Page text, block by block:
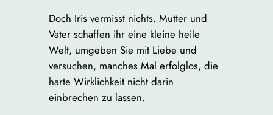
Doch Iris vermisst nichts. Mutter und
Vater schaffen ihr eine kleine heile
Welt, umgeben Sie mit Liebe und
versuchen, manches Mal erfolglos, die
harte Wirklichkeit nicht darin
einbrechen zu lassen.